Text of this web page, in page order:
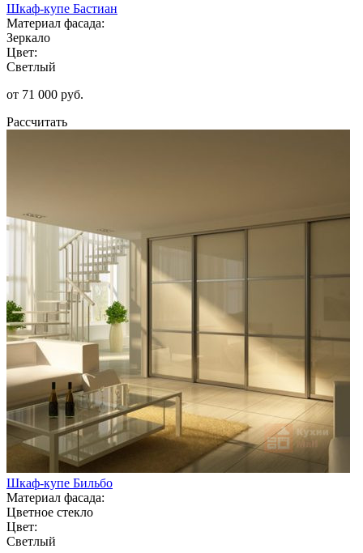
Шкаф-купе Бастиан
Материал фасада:
Зеркало
Цвет:
Светлый
от 71 000 руб.
Рассчитать
Шкаф-купе Бильбо
Материал фасада:
Цветное стекло
Цвет:
Светлый